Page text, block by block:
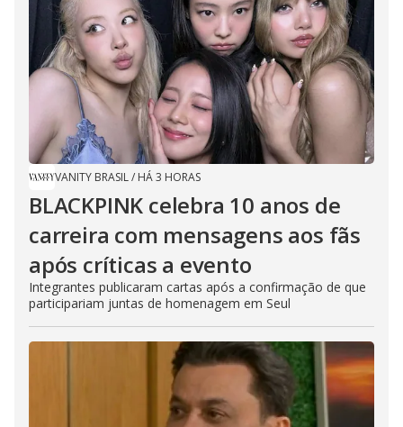
VANITY BRASIL/ HÁ 3 HORAS
BLACKPINK celebra 10 anos de
carreira com mensagens aos fãs
após críticas a evento
Integrantes publicaram cartas após a confirmação de que
participariam juntas de homenagem em Seul